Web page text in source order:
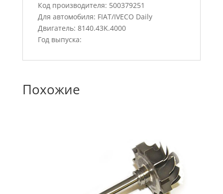
Код производителя: 500379251
Для автомобиля: FIAT/IVECO Daily
Двигатель: 8140.43K.4000
Год выпуска:
Похожие